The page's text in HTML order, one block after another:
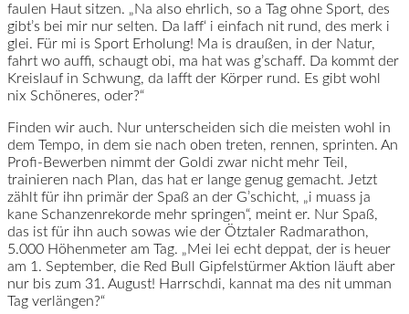
faulen Haut sitzen. „Na also ehrlich, so a Tag ohne Sport, des
gibt’s bei mir nur selten. Da laff‘ i einfach nit rund, des merk i
glei. Für mi is Sport Erholung! Ma is draußen, in der Natur,
fahrt wo auffi, schaugt obi, ma hat was g’schaff. Da kommt der
Kreislauf in Schwung, da lafft der Körper rund. Es gibt wohl
nix Schöneres, oder?“
Finden wir auch. Nur unterscheiden sich die meisten wohl in
dem Tempo, in dem sie nach oben treten, rennen, sprinten. An
Profi-Bewerben nimmt der Goldi zwar nicht mehr Teil,
trainieren nach Plan, das hat er lange genug gemacht. Jetzt
zählt für ihn primär der Spaß an der G’schicht, „i muass ja
kane Schanzenrekorde mehr springen“, meint er. Nur Spaß,
das ist für ihn auch sowas wie der Ötztaler Radmarathon,
5.000 Höhenmeter am Tag. „Mei lei echt deppat, der is heuer
am 1. September, die Red Bull Gipfelstürmer Aktion läuft aber
nur bis zum 31. August! Harrschdi, kannat ma des nit umman
Tag verlängen?“